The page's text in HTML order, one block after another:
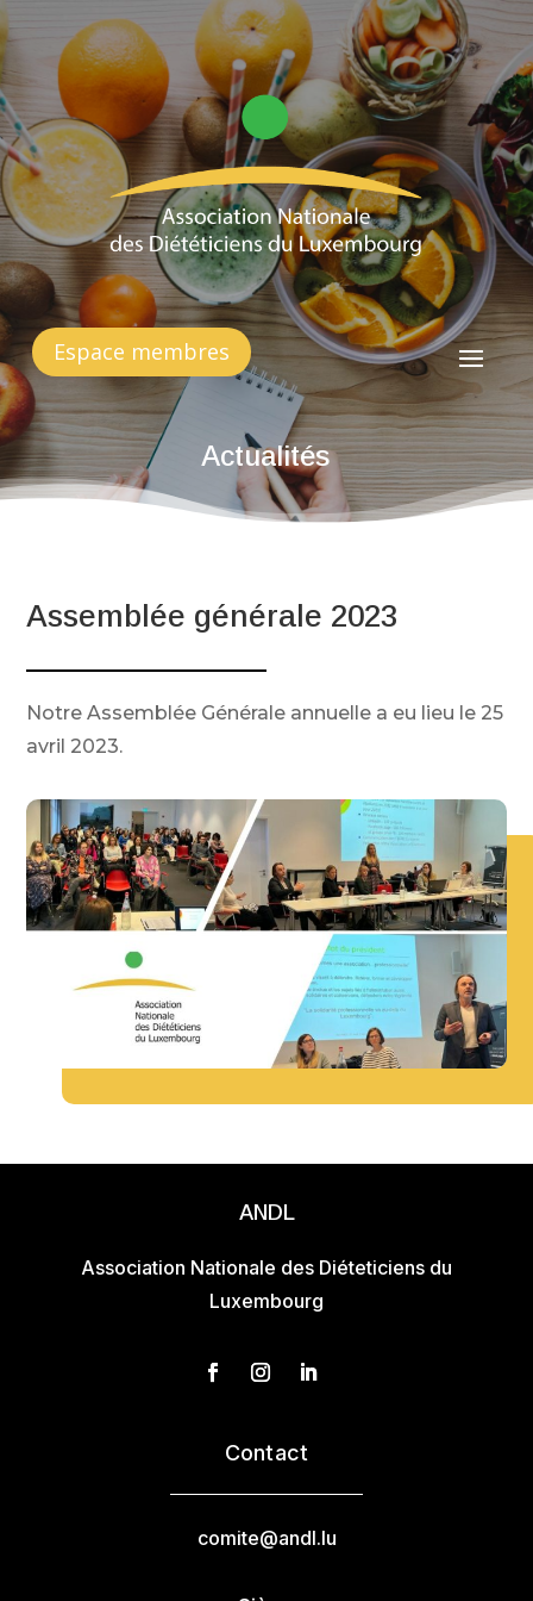
Espace membres
Actualités
Assemblée générale 2023
Notre Assemblée Générale annuelle a eu lieu le 25
avril 2023.
ANDL
Association Nationale des Diéteticiens du
Luxembourg
Contact
comite@andl.lu